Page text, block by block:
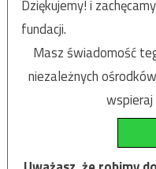
Dziękujemy! i
fundacji.
Masz świadomość
niezależnych